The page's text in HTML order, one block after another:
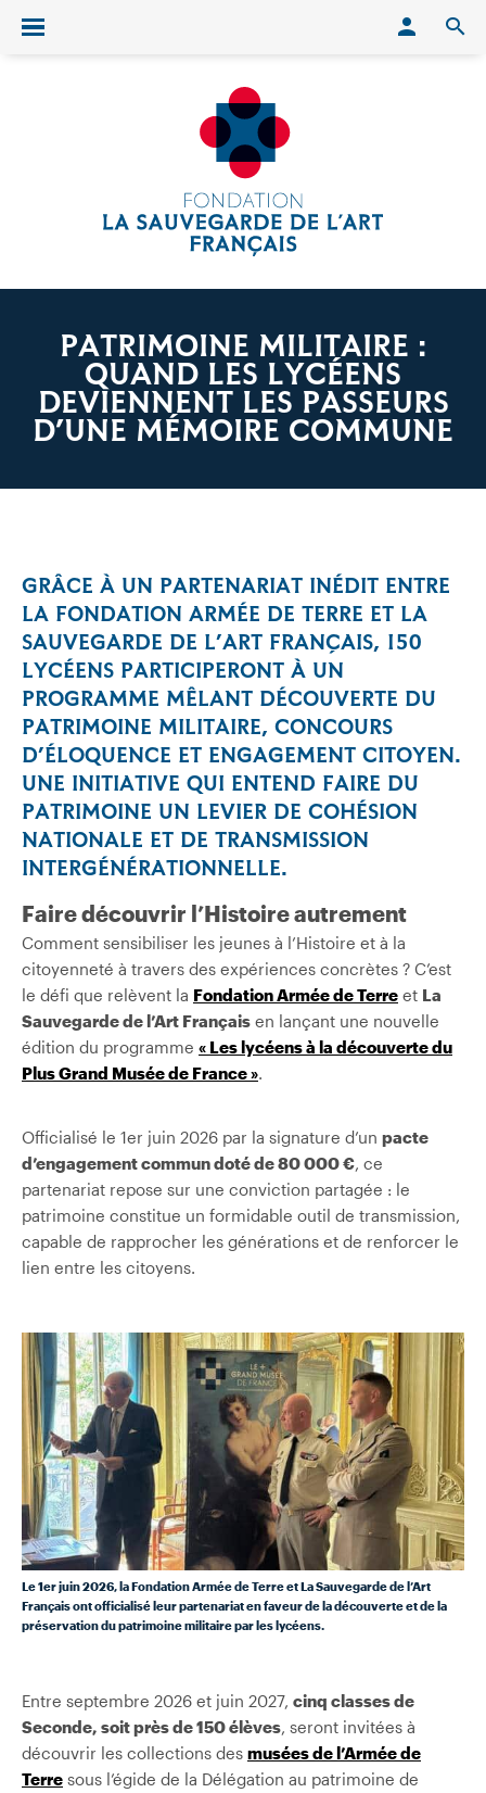
Ouvrir/fermer le menu
PATRIMOINE MILITAIRE :
QUAND LES LYCÉENS
DEVIENNENT LES PASSEURS
D’UNE MÉMOIRE COMMUNE
GRÂCE À UN PARTENARIAT INÉDIT ENTRE
LA FONDATION ARMÉE DE TERRE ET LA
SAUVEGARDE DE L’ART FRANÇAIS, 150
LYCÉENS PARTICIPERONT À UN
PROGRAMME MÊLANT DÉCOUVERTE DU
PATRIMOINE MILITAIRE, CONCOURS
D’ÉLOQUENCE ET ENGAGEMENT CITOYEN.
UNE INITIATIVE QUI ENTEND FAIRE DU
PATRIMOINE UN LEVIER DE COHÉSION
NATIONALE ET DE TRANSMISSION
INTERGÉNÉRATIONNELLE.
Faire découvrir l’Histoire autrement
Comment sensibiliser les jeunes à l’Histoire et à la
citoyenneté à travers des expériences concrètes ? C’est
le défi que relèvent la Fondation Armée de Terre et La
Sauvegarde de l’Art Français en lançant une nouvelle
édition du programme « Les lycéens à la découverte du
Plus Grand Musée de France ».
Officialisé le 1er juin 2026 par la signature d’un pacte
d’engagement commun doté de 80 000 €, ce
partenariat repose sur une conviction partagée : le
patrimoine constitue un formidable outil de transmission,
capable de rapprocher les générations et de renforcer le
lien entre les citoyens.
Le 1er juin 2026, la Fondation Armée de Terre et La Sauvegarde de l’Art
Français ont officialisé leur partenariat en faveur de la découverte et de la
préservation du patrimoine militaire par les lycéens.
Entre septembre 2026 et juin 2027, cinq classes de
Seconde, soit près de 150 élèves, seront invitées à
découvrir les collections des musées de l’Armée de
Terre sous l’égide de la Délégation au patrimoine de